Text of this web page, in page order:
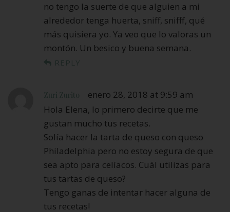
no tengo la suerte de que alguien a mi
alrededor tenga huerta, sniff, snifff, qué
más quisiera yo. Ya veo que lo valoras un
montón. Un besico y buena semana.
REPLY
Zuri Zurito
enero 28, 2018 at 9:59 am
Hola Elena, lo primero decirte que me
gustan mucho tus recetas.
Solía hacer la tarta de queso con queso
Philadelphia pero no estoy segura de que
sea apto para celíacos. Cuál utilizas para
tus tartas de queso?
Tengo ganas de intentar hacer alguna de
tus recetas!